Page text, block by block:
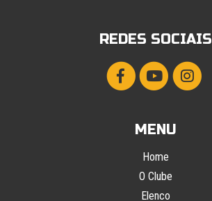
REDES SOCIAIS
MENU
Home
O Clube
Elenco